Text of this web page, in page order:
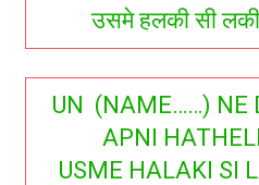
उसमे हलकी सी
UN (NAME……) NE
APNI
USME HALAKI SI